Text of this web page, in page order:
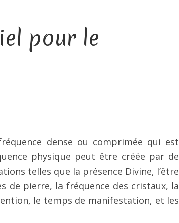
pour le
dense ou comprimée qui est
physique peut être créée par de
telles que la présence Divine, l’être
de pierre, la fréquence des cristaux, la
le temps de manifestation, et les